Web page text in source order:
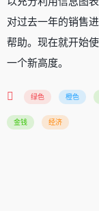
对过去一年的销售
帮助。现在就开始
一个新高度。
绿色 橙色
金钱 经济